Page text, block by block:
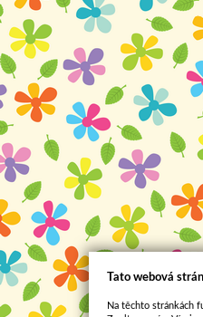
Tato webová
Na těchto stránkách